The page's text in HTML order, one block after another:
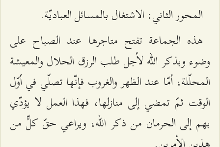
المحور الثاني: الاشتغال بالمسائل العباديّة.
هذه الجماعة تفتح متاجرها عند الصباح على
وضوء وبذكر الله لأجل طلب الرزق الحلال والمعيشة
المحلّلة، أمّا عند الظهر والغروب فإنّها تصلّي في أوّل
الوقت ثمّ تمضي إلى منازلها، فهذا العمل لا يؤدّي
بهم إلى الحرمان من ذكر الله، ويراعي حقّ كلٍّ من